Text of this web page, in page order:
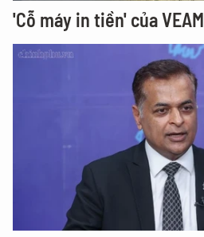
'Cỗ máy in tiền' của VEAM